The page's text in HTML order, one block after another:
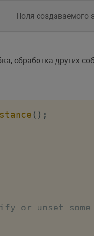
Поля создаваемого
обработка других
( ) ;
or unset some